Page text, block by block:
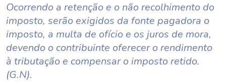
Ocorrendo a retenção e o não recolhimento do
imposto, serão exigidos da fonte pagadora o
imposto, a multa de ofício e os juros de mora,
devendo o contribuinte oferecer o rendimento
à tributação e compensar o imposto retido.
(G.N).